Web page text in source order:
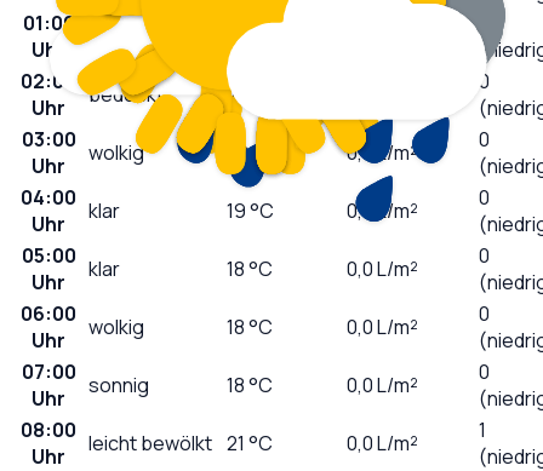
01:00
Uhr
bedeckt 22°C
02:00
Uhr
bedeckt 22
0
03:00
Uhr
wolkig 20°C 0,0 L/m²
0
04:00
Uhr
klar 19°C 0,0 L/m²
0
05:00
Uhr
klar 18°C 0,0L/m²
0
06:00
Uhr
wolkig 18°C 0,0L/m²
0
07:00
Uhr
sonnig 18°C 0,0L/m²
0
08:00
Uhr
leicht bewölkt 21 °C 0,0L/m²
1